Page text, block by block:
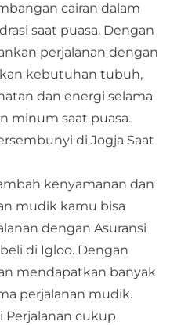
cairan dalam
saat puasa. Dengan
perjalanan dengan
kebutuhan tubuh,
dan energi selama
minum saat puasa.
di Jogja Saat
kenyamanan dan
mudik kamu bisa
dengan Asuransi
di Igloo. Dengan
mendapatkan banyak
perjalanan mudik.
Perjalanan cukup